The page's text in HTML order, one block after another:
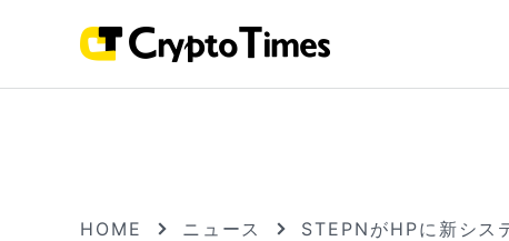
HOME ニュース STEPNがHPに新シス